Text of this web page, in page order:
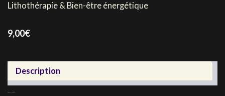
Lithothérapie & Bien-être énergétique
9,00€
Description